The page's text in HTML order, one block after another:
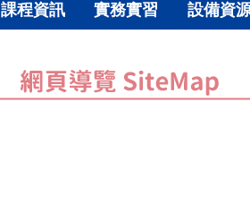
課程資訊 實務實習 設備資